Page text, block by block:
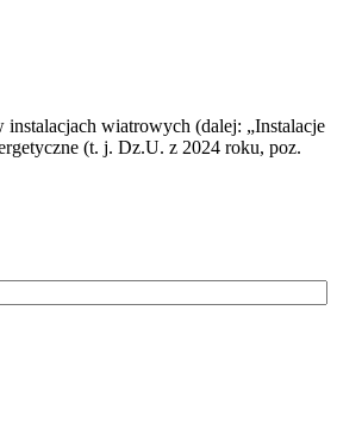
wiatrowych (dalej: „Instalacje
(t. j. Dz.U. z 2024 roku, poz.